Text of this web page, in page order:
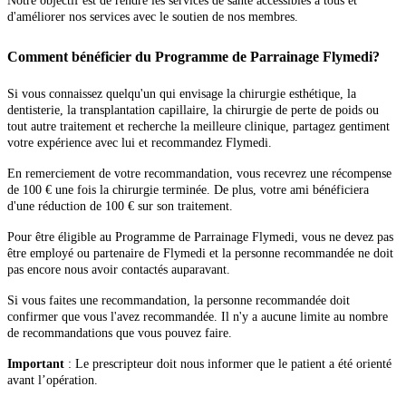
d'améliorer nos services avec le soutien de nos membres.
Comment bénéficier du Programme de Parrainage Flymedi?
Si vous connaissez quelqu'un qui envisage la chirurgie esthétique, la
dentisterie, la transplantation capillaire, la chirurgie de perte de poids ou
tout autre traitement et recherche la meilleure clinique, partagez gentiment
votre expérience avec lui et recommandez Flymedi.
En remerciement de votre recommandation, vous recevrez une récompense
de 100 € une fois la chirurgie terminée. De plus, votre ami bénéficiera
d'une réduction de 100 € sur son traitement.
Pour être éligible au Programme de Parrainage Flymedi, vous ne devez pas
être employé ou partenaire de Flymedi et la personne recommandée ne doit
pas encore nous avoir contactés auparavant.
Si vous faites une recommandation, la personne recommandée doit
confirmer que vous l'avez recommandée. Il n'y a aucune limite au nombre
de recommandations que vous pouvez faire.
Important : Le prescripteur doit nous informer que le patient a été orienté
avant l’opération.